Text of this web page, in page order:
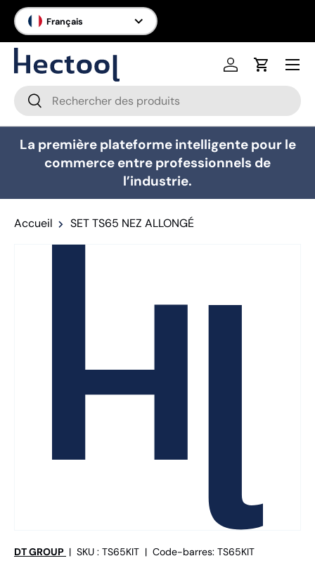
Aller au contenu
Langue
Français
Recherche
Rechercher
Se connecter
Panier
Menu
La première plateforme intelligente pour le
commerce entre professionnels de
l’industrie.
Accueil SET TS65 NEZ ALLONGÉ
DT GROUP | SKU : TS65KIT | Code-barres: TS65KIT